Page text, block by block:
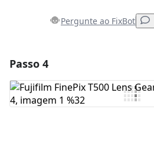
Pergunte ao FixBot
Comentar
Passo 4